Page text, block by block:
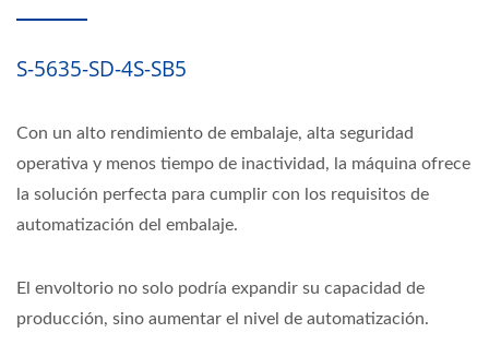
S-5635-SD-4S-SB5
Con un alto rendimiento de embalaje, alta seguridad
operativa y menos tiempo de inactividad, la máquina ofrece
la solución perfecta para cumplir con los requisitos de
automatización del embalaje.
El envoltorio no solo podría expandir su capacidad de
producción, sino aumentar el nivel de automatización.